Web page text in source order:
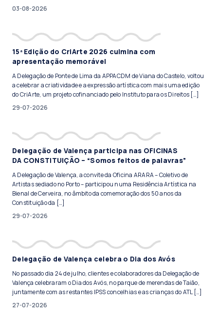
03-08-2026
15ª Edição do CriArte 2026 culmina com
apresentação memorável
A Delegação de Ponte de Lima da APPACDM de Viana do Castelo, voltou
a celebrar a criatividade e a expressão artística com mais uma edição
do CriArte, um projeto cofinanciado pelo Instituto para os Direitos […]
29-07-2026
Delegação de Valença participa nas OFICINAS
DA CONSTITUIÇÃO – “Somos feitos de palavras”
A Delegação de Valença, a convite da Oficina ARARA – Coletivo de
Artistas sediado no Porto – participou numa Residência Artística na
Bienal de Cerveira, no âmbito da comemoração dos 50 anos da
Constituição da […]
29-07-2026
Delegação de Valença celebra o Dia dos Avós
No passado dia 24 de julho, clientes e colaboradores da Delegação de
Valença celebraram o Dia dos Avós, no parque de merendas de Taião,
juntamente com as restantes IPSS concelhias e as crianças do ATL […]
27-07-2026